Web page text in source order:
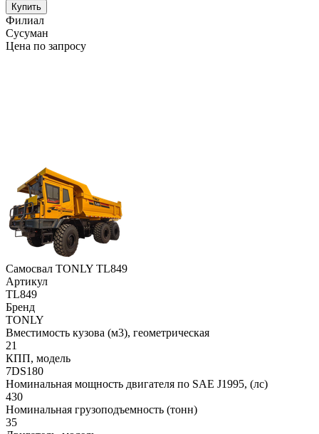
Купить
Филиал
Сусуман
Цена по запросу
Самосвал TONLY TL849
Артикул
TL849
Бренд
TONLY
Вместимость кузова (м3), геометрическая
21
КПП, модель
7DS180
Номинальная мощность двигателя по SAE J1995, (лс)
430
Номинальная грузоподъемность (тонн)
35